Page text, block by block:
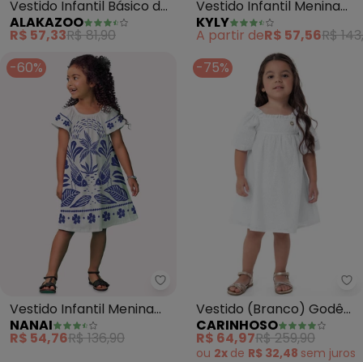
Vestido Infantil Básico de
Mangas Curtas (Off
White)
ALAKAZOO
R$ 57,33R$ 81,90
Vestido Infantil Menina
Laço (Branco)
KYLY
A partir deR$ 57,56R$
-60%
Nanai - Vestido Infantil Menina
Vestido Infantil Menina
Folhagem (Branco)
NANAI
R$ 54,76R$ 136,90
-75%
Vestido (Branco) Godê
em Devorê Menina
CARINHOSO
R$ 64,97R$ 259,90
ou 2x de R$ 32,48 sem juros